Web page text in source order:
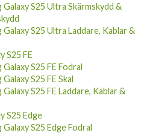
Galaxy S25 Ultra Skärmskydd &
Galaxy S25 Ultra Laddare, Kablar &
S25 FE
Galaxy S25 FE Fodral
Galaxy S25 FE Skal
Galaxy S25 FE Laddare, Kablar &
S25 Edge
Galaxy S25 Edge Fodral